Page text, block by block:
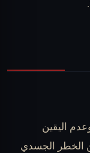
اليقين
الخطر الجسدي